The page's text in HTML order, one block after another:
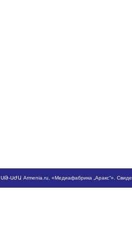
ՍԹ-ՍԺԱ Armenia.ru , «Медиафабрика „Аракс“».